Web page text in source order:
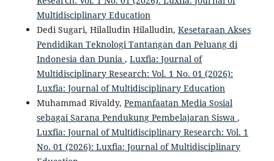
Multidisciplinary Education
Dedi Sugari, Hilalludin Hilalludin, Kesetaraan Akses
Pendidikan Teknologi Tantangan dan Peluang di
Indonesia dan Dunia , Luxfia: Journal of
Multidisciplinary Research: Vol. 1 No. 01 (2026):
Luxfia: Journal of Multidisciplinary Education
Muhammad Rivaldy, Pemanfaatan Media Sosial
sebagai Sarana Pendukung Pembelajaran Siswa ,
Luxfia: Journal of Multidisciplinary Research: Vol. 1
No. 01 (2026): Luxfia: Journal of Multidisciplinary